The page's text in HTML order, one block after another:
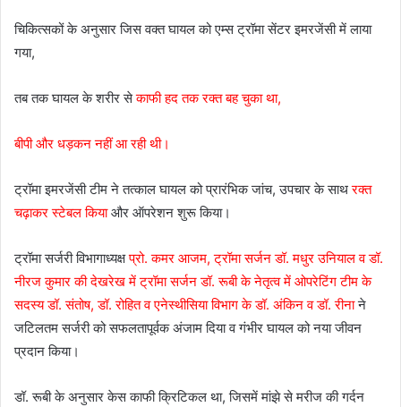
चिकित्सकों के अनुसार जिस वक्त घायल को एम्स ट्रॉमा सेंटर इमरजेंसी में लाया
गया,
तब तक घायल के शरीर सेकाफी हद तक रक्त बह चुका था,
बीपी और धड़कन नहीं आ रही थी।
ट्रॉमा इमरजेंसी टीम ने तत्काल घायल को प्रारंभिक जांच, उपचार के साथरक्त
चढ़ाकर स्टेबल कियाऔर ऑपरेशन शुरू किया।
ट्रॉमा सर्जरी विभागाध्यक्षप्रो. कमर आजम, ट्रॉमा सर्जन डॉ. मधुर उनियाल व डॉ.
नीरज कुमार की देखरेख में ट्रॉमा सर्जन डॉ. रूबी के नेतृत्व में ओपरेटिंग टीम के
सदस्य डॉ. संतोष, डॉ. रोहित व एनेस्थीसिया विभाग के डॉ. अंकिन व डॉ. रीनाने
जटिलतम सर्जरी को सफलतापूर्वक अंजाम दिया व गंभीर घायल को नया जीवन
प्रदान किया।
डॉ. रूबी के अनुसार केस काफी क्रिटिकल था, जिसमें मांझे से मरीज की गर्दन